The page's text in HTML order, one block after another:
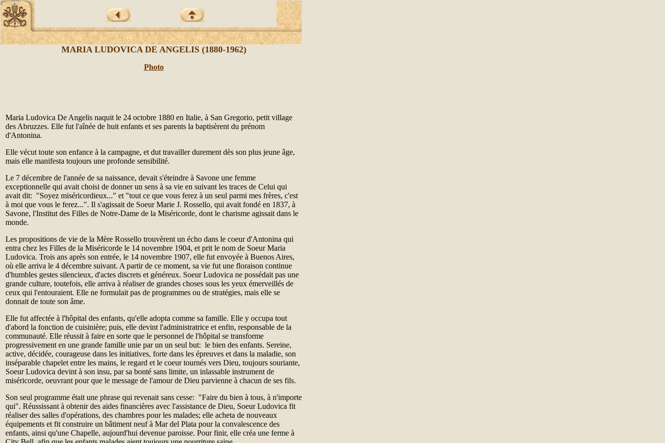
MARIA LUDOVICA DE ANGELIS (1880-1962)
Photo
Maria Ludovica De Angelis naquit le 24 octobre 1880 en Italie, à San Gregorio, petit village
des Abruzzes. Elle fut l'aînée de huit enfants et ses parents la baptisèrent du prénom
d'Antonina.
Elle vécut toute son enfance à la campagne, et dut travailler durement dès son plus jeune âge,
mais elle manifesta toujours une profonde sensibilité.
Le 7 décembre de l'année de sa naissance, devait s'éteindre à Savone une femme
exceptionnelle qui avait choisi de donner un sens à sa vie en suivant les traces de Celui qui
avait dit: "Soyez miséricordieux..." et "tout ce que vous ferez à un seul parmi mes frères, c'est
à moi que vous le ferez...". Il s'agissait de Soeur Marie J. Rossello, qui avait fondé en 1837, à
Savone, l'Institut des Filles de Notre-Dame de la Miséricorde, dont le charisme agissait dans le
monde.
Les propositions de vie de la Mère Rossello trouvèrent un écho dans le coeur d'Antonina qui
entra chez les Filles de la Miséricorde le 14 novembre 1904, et prit le nom de Soeur Maria
Ludovica. Trois ans après son entrée, le 14 novembre 1907, elle fut envoyée à Buenos Aires,
où elle arriva le 4 décembre suivant. A partir de ce moment, sa vie fut une floraison continue
d'humbles gestes silencieux, d'actes discrets et généreux. Soeur Ludovica ne possédait pas une
grande culture, toutefois, elle arriva à réaliser de grandes choses sous les yeux émerveillés de
ceux qui l'entouraient. Elle ne formulait pas de programmes ou de stratégies, mais elle se
donnait de toute son âme.
Elle fut affectée à l'hôpital des enfants, qu'elle adopta comme sa famille. Elle y occupa tout
d'abord la fonction de cuisinière; puis, elle devint l'administratrice et enfin, responsable de la
communauté. Elle réussit à faire en sorte que le personnel de l'hôpital se transforme
progressivement en une grande famille unie par un un seul but: le bien des enfants. Sereine,
active, décidée, courageuse dans les initiatives, forte dans les épreuves et dans la maladie, son
inséparable chapelet entre les mains, le regard et le coeur tournés vers Dieu, toujours souriante,
Soeur Ludovica devint à son insu, par sa bonté sans limite, un inlassable instrument de
miséricorde, oeuvrant pour que le message de l'amour de Dieu parvienne à chacun de ses fils.
Son seul programme était une phrase qui revenait sans cesse: "Faire du bien à tous, à n'importe
qui". Réussissant à obtenir des aides financières avec l'assistance de Dieu, Soeur Ludovica fit
réaliser des salles d'opérations, des chambres pour les malades; elle acheta de nouveaux
équipements et fit construire un bâtiment neuf à Mar del Plata pour la convalescence des
enfants, ainsi qu'une Chapelle, aujourd'hui devenue paroisse. Pour finir, elle créa une ferme à